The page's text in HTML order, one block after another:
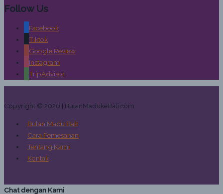
Follow Us
Facebook
Tiktok
Google Review
Instagram
TripAdvisor
Copyright © 2026 | BulanMadukeBali.com
Bulan Madu Bali
Cara Pemesanan
Tentang Kami
Kontak
Chat dengan Kami